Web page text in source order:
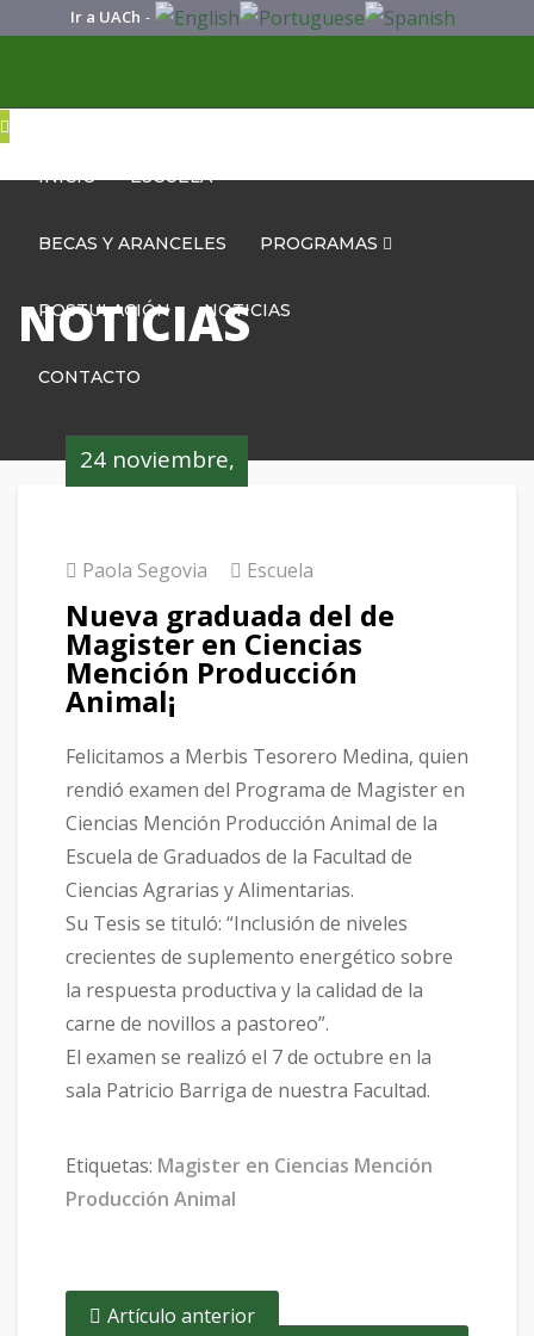
Ir a UACh -
INICIO ESCUELA
BECAS Y ARANCELES PROGRAMAS
POSTULACIÓN NOTICIAS
CONTACTO
NOTICIAS
24 noviembre,
Paola Segovia Escuela
Nueva graduada del de
Magister en Ciencias
Mención Producción
Animal¡
Felicitamos a Merbis Tesorero Medina, quien
rendió examen del Programa de Magister en
Ciencias Mención Producción Animal de la
Escuela de Graduados de la Facultad de
Ciencias Agrarias y Alimentarias.
Su Tesis se tituló: “Inclusión de niveles
crecientes de suplemento energético sobre
la respuesta productiva y la calidad de la
carne de novillos a pastoreo”.
El examen se realizó el 7 de octubre en la
sala Patricio Barriga de nuestra Facultad.
Etiquetas: Magister en Ciencias Mención
Producción Animal
Artículo anterior